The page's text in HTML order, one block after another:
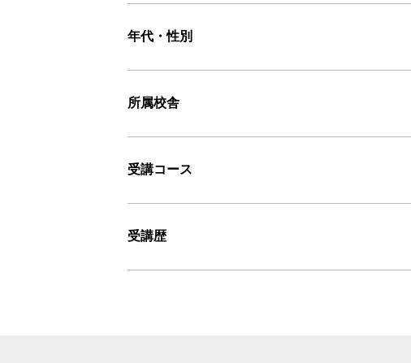
年代・性別
所属校舎
受講コース
受講歴